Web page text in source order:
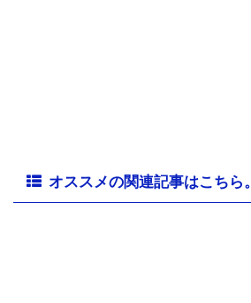
オススメの関連記事はこちら。